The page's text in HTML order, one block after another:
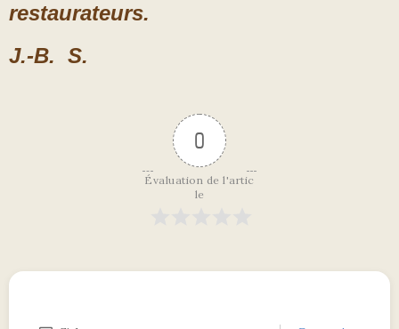
restaurateurs.
J.-B. S.
0
Évaluation de l'artic
le